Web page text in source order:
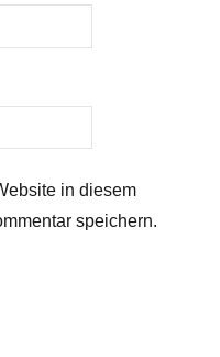
in diesem
speichern.